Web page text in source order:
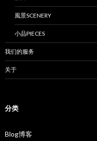
風景SCENERY
小品PIECES
我们的服务
关于
分类
Blog博客